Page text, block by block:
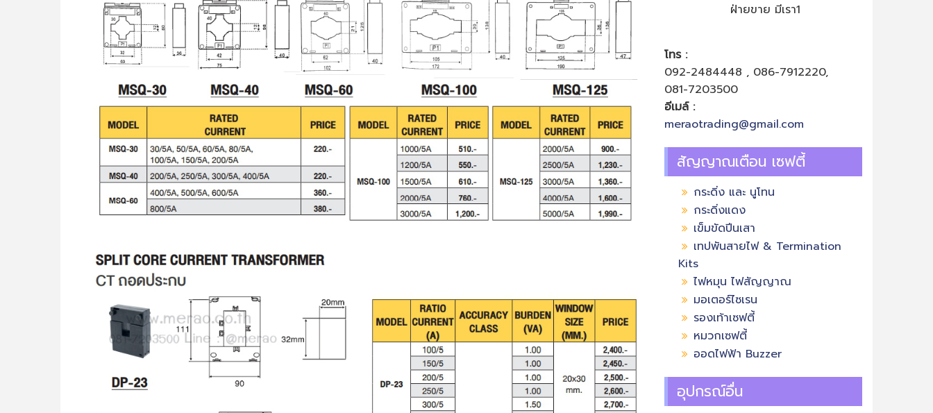
ฝ่ายขาย มีเรา1
โทร :
092-2484448 , 086-7912220,
081-7203500
อีเมล์ :
meraotrading@gmail.com
สัญญาณเตือน เซฟตี้
กระดิ่ง และ นูโทน
กระดิ่งแดง
เข็มขัดปีนเสา
เทปพันสายไฟ & Termination
Kits
ไฟหมุน ไฟสัญญาณ
มอเตอร์ไซเรน
รองเท้าเซฟตี้
หมวกเซฟตี้
ออดไฟฟ้า Buzzer
อุปกรณ์อื่น